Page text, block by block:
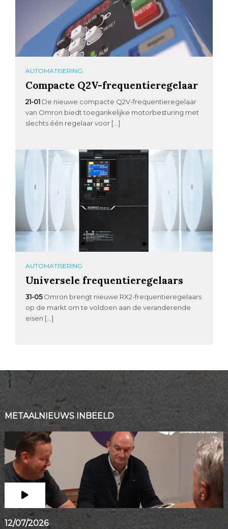
AUTOMATISERING
Compacte Q2V-frequentieregelaar
21-01 De nieuwe compacte Q2V-frequentieregelaar
van Omron biedt toegankelijke motorbesturing met
slechts één regelaar voor […]
AUTOMATISERING
Universele frequentieregelaars
31-05 Omron brengt nieuwe RX2-frequentieregelaars
op de markt om te voldoen aan de veranderende
eisen […]
METAALNIEUWS INBEELD
12/07/2026